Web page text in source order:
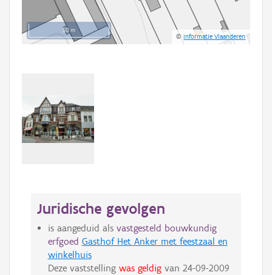
50 m
©Informatie Vlaanderen
Juridische gevolgen
is aangeduid als vastgesteld bouwkundig
erfgoed Gasthof Het Anker met feestzaal en
winkelhuis
Deze vaststelling was geldigvan 24-09-2009